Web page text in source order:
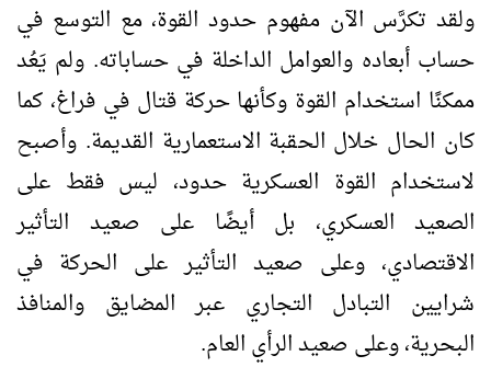
ولقد تكرَّس الآن مفهوم حدود القوة، مع التوسع في
حساب أبعاده والعوامل الداخلة في حساباته. ولم يَعُد
ممكنًا استخدام القوة وكأنها حركة قتال في فراغ، كما
كان الحال خلال الحقبة الاستعمارية القديمة. وأصبح
لاستخدام القوة العسكرية حدود، ليس فقط على
الصعيد العسكري، بل أيضًا على صعيد التأثير
الاقتصادي، وعلى صعيد التأثير على الحركة في
شرايين التبادل التجاري عبر المضايق والمنافذ
البحرية، وعلى صعيد الرأي العام.